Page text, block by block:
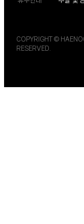
COPYRIGHT ©
RESERVED.